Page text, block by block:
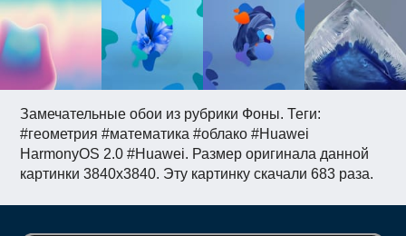
Замечательные обои из рубрики Фоны. Теги:
#геометрия #математика #облако #Huawei
HarmonyOS 2.0 #Huawei. Размер оригинала данной
картинки 3840x3840. Эту картинку скачали 683 раза.